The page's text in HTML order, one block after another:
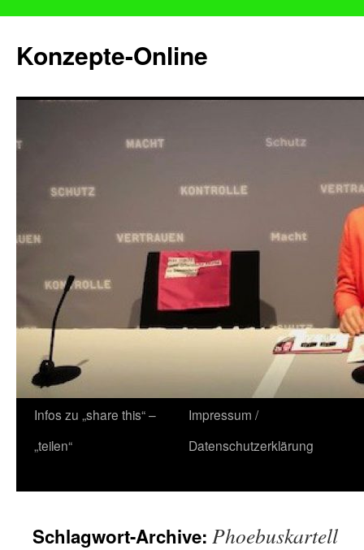
Konzepte-Online
Zum
Inhalt
Infos zu „share this“ –
„teilen“
Impressum /
Datenschutzerklärung
Schlagwort-Archive: Phoebuskartell